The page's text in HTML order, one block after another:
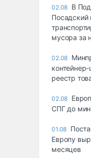
02.08 В
Посадский
мусора за
02.08
реестр
02.08
СПГ до
01.08
Европу
месяцев